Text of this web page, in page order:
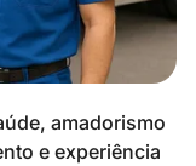
amadorismo
e experiência